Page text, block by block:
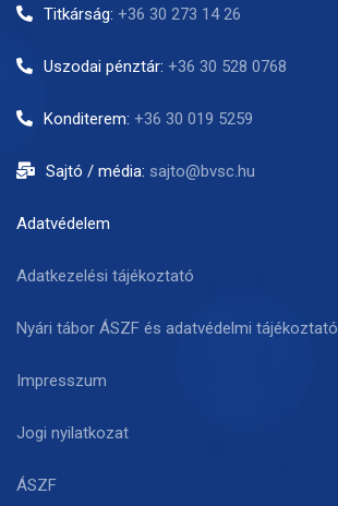
Titkárság: +36 30 273 14 26
Uszodai pénztár: +36 30 528 0768
Konditerem: +36 30 019 5259
Sajtó / média: sajto@bvsc.hu
Adatvédelem
Adatkezelési tájékoztató
Nyári tábor ÁSZF és adatvédelmi tájékoztató
Impresszum
Jogi nyilatkozat
ÁSZF